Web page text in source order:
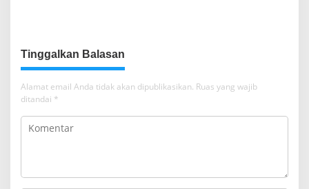
Tinggalkan Balasan
Alamat email Anda tidak akan dipublikasikan. Ruas yang wajib
ditandai *